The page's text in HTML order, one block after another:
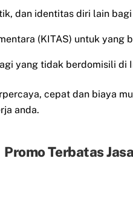
dan identitas diri lain
(KITAS) untuk
yang tidak berdomisili di
cepat dan biaya
anda.
Promo Terbatas